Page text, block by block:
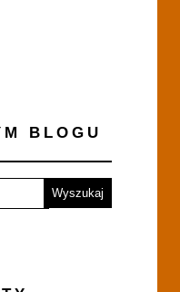
BLOGU